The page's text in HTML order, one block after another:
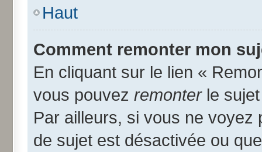
Haut
Comment remonter mon
En cliquant sur le lien «
vous pouvez remonterle sujet
Par ailleurs, si vous ne voyez
de sujet est désactivée ou